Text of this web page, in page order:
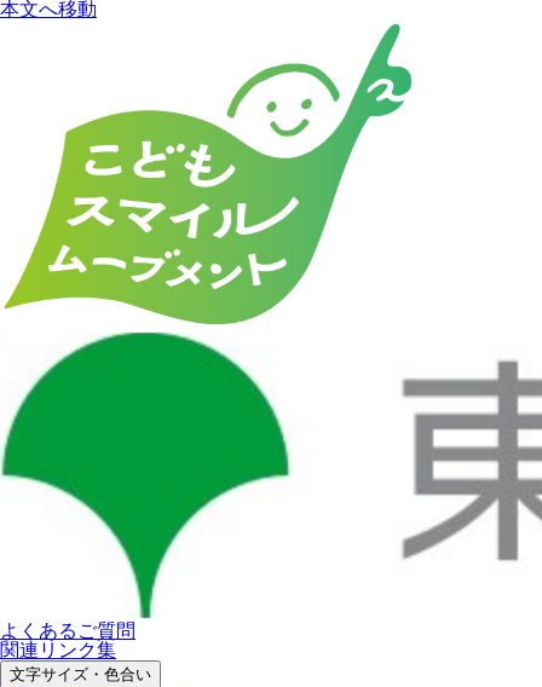
本文へ移動
よくあるご質問
関連リンク集
文字サイズ・色合い